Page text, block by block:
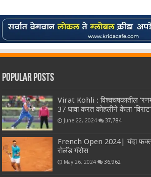
Popular Posts
Virat Kohli : विश्वचषकातील
37 धावा करत कोहलीने केला
June 22, 2024 37,784
French Open 2024| यंदा फक्त
रोलॅंड गॅरोस
May 26, 2024 36,962